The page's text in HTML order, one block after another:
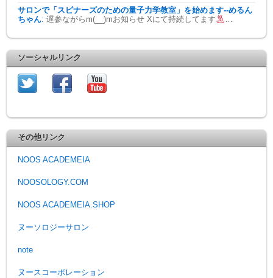
サロンで「スピナーズのための量子力学教室」を始めます--めるん
ちゃん: 遅参ながらm(__)mお知らせ Xにて持続してます …
ソーシャルリンク
その他リンク
NOOS ACADEMEIA
NOOSOLOGY.COM
NOOS ACADEMEIA.SHOP
ヌーソロジーサロン
note
ヌースコーポレーション